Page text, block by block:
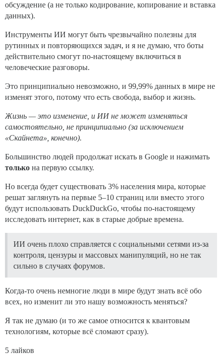
обсуждение (а не только кодирование, копирование и вставка
данных).
Инструменты ИИ могут быть чрезвычайно полезны для
рутинных и повторяющихся задач, и я не думаю, что боты
действительно смогут по-настоящему включиться в
человеческие разговоры.
Это принципиально невозможно, и 99,99% данных в мире не
изменят этого, потому что есть свобода, выбор и жизнь.
Жизнь — это изменение, и ИИ не может изменяться
самостоятельно, не принципиально (за исключением
«Скайнета», конечно).
Большинство людей продолжат искать в Google и нажимать
только на первую ссылку.
Но всегда будет существовать 3% населения мира, которые
решат заглянуть на первые 5–10 страниц или вместо этого
будут использовать DuckDuckGo, чтобы по-настоящему
исследовать интернет, как в старые добрые времена.
ИИ очень плохо справляется с социальными сетями из-за
контроля, цензуры и массовых манипуляций, но не так
сильно в случаях форумов.
Когда-то очень немногие люди в мире будут знать всё обо
всех, но изменит ли это нашу возможность меняться?
Я так не думаю (и то же самое относится к квантовым
технологиям, которые всё сломают сразу).
5 лайков